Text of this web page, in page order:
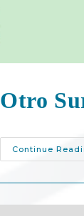
Otro
Continue